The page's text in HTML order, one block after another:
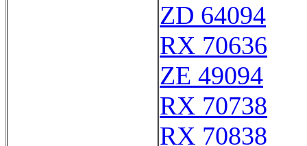
ZD 64094
RX 70636
ZE 49094
RX 70738
RX 70838